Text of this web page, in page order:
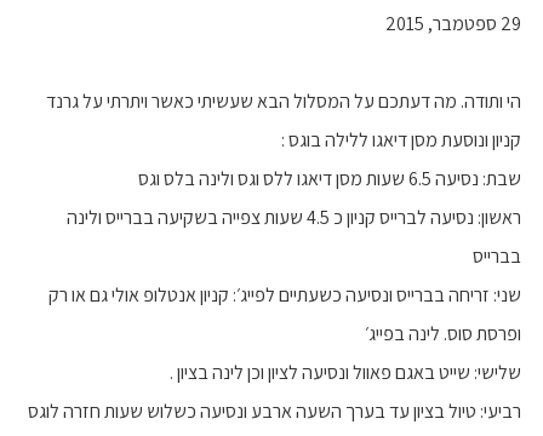
29 ספטמבר, 2015
הי ותודה. מה דעתכם על המסלול הבא שעשיתי כאשר ויתרתי על גרנד
קניון ונוסעת מסן דיאגו ללילה בוגס :
שבת: נסיעה 6.5 שעות מסן דיאגו ללס וגס ולינה בלס וגס
ראשון: נסיעה לברייס קניון כ 4.5 שעות צפייה בשקיעה בברייס ולינה
בברייס
שני: זריחה בברייס ונסיעה כשעתיים לפייג׳: קניון אנטלופ אולי גם או רק
ופרסת סוס. לינה בפייג׳
שלישי: שייט באגם פאוול ונסיעה לציון וכן לינה בציון .
רביעי: טיול בציון עד בערך השעה ארבע ונסיעה כשלוש שעות חזרה לוגס